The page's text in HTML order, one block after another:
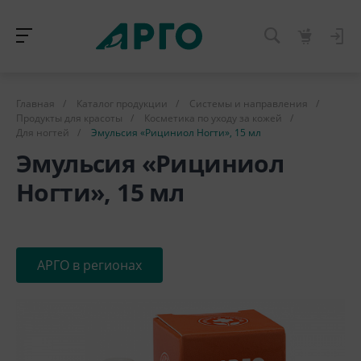
Главная / Каталог продукции / Системы и направления
/
Продукты для красоты
/ Косметика по уходу за кожей
/
Для ногтей
/ Эмульсия «Рициниол Ногти», 15 мл
Эмульсия «Рициниол
Ногти», 15 мл
АРГО в регионах